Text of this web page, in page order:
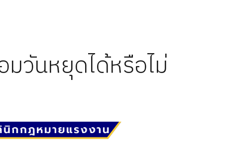
วันหยุดได้หรือไม่